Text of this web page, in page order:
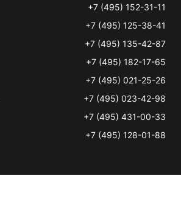
+7 (495) 152-31-11
+7 (495) 125-38-41
+7 (495) 135-42-87
+7 (495) 182-17-65
+7 (495) 021-25-26
+7 (495) 023-42-98
+7 (495) 431-00-33
+7 (495) 128-01-88